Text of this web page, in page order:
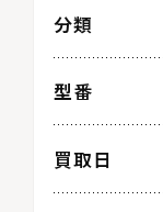
分類
型番
買取日